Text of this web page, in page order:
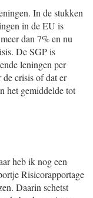
In de stukken
in de EU is
dan 7% en nu
De SGP is
leningen per
de crisis of dat er
het gemiddelde tot
heb ik nog een
Risicorapportage
Daarin schetst